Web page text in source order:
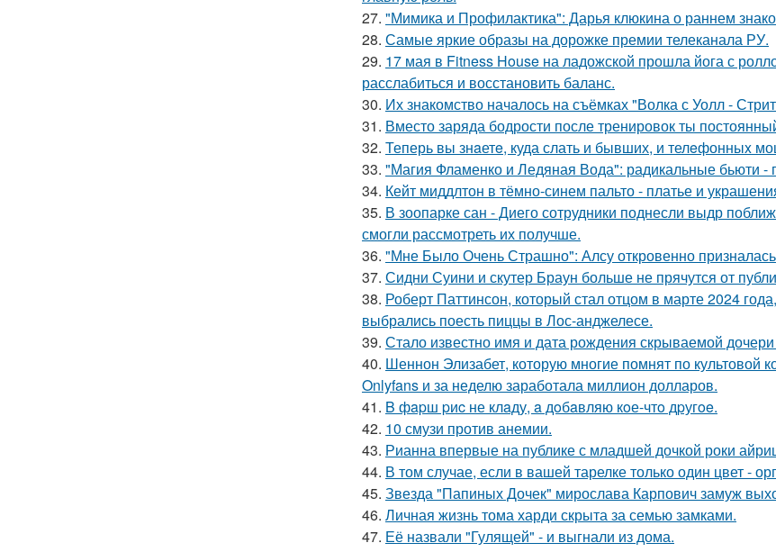
27. "Мимика и Профилактика": Дарья клюкина о раннем
28. Самые яркие образы на дорожке премии телеканала РУ.
29. 17 мая в Fitness House на ладожской прошла йога с
расслабиться и восстановить баланс.
30. Их знакомство началось на съёмках "Волка с Уолл -
31. Вместо заряда бодрости после тренировок ты
32. Теперь вы знaетe, куда слать и бывших, и телeфонныx
33. "Магия Фламенко и Ледяная Вода": радикальные бьюти -
34. Кейт миддлтон в тёмно-синем пальто - платье и
35. В зоопарке сан - Диего сотрудники поднесли выдр
смогли рассмотреть их получше.
36. "Мне Было Очень Страшно": Алсу откровенно
37. Сидни Суини и скутер Браун больше не прячутся от
38. Роберт Паттинсон, который стал отцом в марте 2024
выбрались поесть пиццы в Лос-анджелесе.
39. Стало известно имя и дата рождения скрываемой
40. Шеннон Элизабет, которую многие помнят по культовой
Onlyfans и за неделю заработала миллион долларов.
41. B фapш pиc не клaду, a дoбaвляю кoе-чтo дpугoe.
42. 10 смузи против анемии.
43. Рианна впервые на публике с младшей дочкой роки
44. В том случае, если в вашей тарелке только один цвет -
45. Звезда "Папиных Дочек" мирослава Карпович замуж
46. Личная жизнь тома харди скрыта за семью замками.
47. Её назвали "Гулящей" - и выгнали из дома.